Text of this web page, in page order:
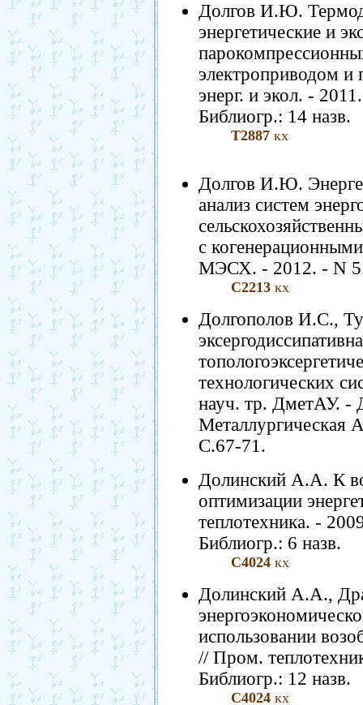
Долгов И.Ю.
энергетические и
электроприводом и
энерг. и экол. -
Библиогр.: 14 назв.
Т2887 кх
Долгов И.Ю.
анализ систем
с
МЭСХ. - 2012. - N 5.
С2213 кх
Долгополов И.С.,
технологических
науч. тр. ДметАУ. -
Металлургическая
С.67-71.
Долинский А.А. К
оптимизации
теплотехника. -
Библиогр.: 6 назв.
С4024 кх
Долинский А.А.,
использовании
// Пром.
Библиогр.: 12 назв.
С4024 кх